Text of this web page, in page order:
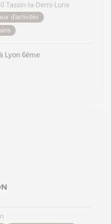
Tassin-la-Demi-Lune
d'activités
Lyon 6ème